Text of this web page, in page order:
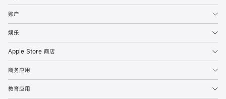
账户
娱乐
Apple Store 商店
商务应用
教育应用